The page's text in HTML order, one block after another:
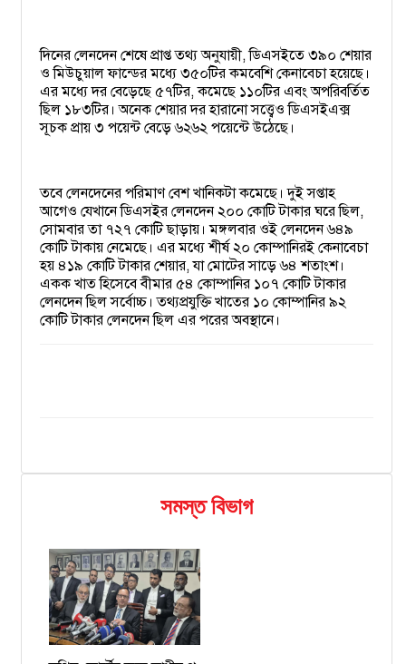
দিনের লেনদেন শেষে প্রাপ্ত তথ্য অনুযায়ী, ডিএসইতে ৩৯০ শেয়ার
ও মিউচুয়াল ফান্ডের মধ্যে ৩৫০টির কমবেশি কেনাবেচা হয়েছে।
এর মধ্যে দর বেড়েছে ৫৭টির, কমেছে ১১০টির এবং অপরিবর্তিত
ছিল ১৮৩টির। অনেক শেয়ার দর হারানো সত্ত্বেও ডিএসইএক্স
সূচক প্রায় ৩ পয়েন্ট বেড়ে ৬২৬২ পয়েন্টে উঠেছে।
তবে লেনদেনের পরিমাণ বেশ খানিকটা কমেছে। দুই সপ্তাহ
আগেও যেখানে ডিএসইর লেনদেন ২০০ কোটি টাকার ঘরে ছিল,
সোমবার তা ৭২৭ কোটি ছাড়ায়। মঙ্গলবার ওই লেনদেন ৬৪৯
কোটি টাকায় নেমেছে। এর মধ্যে শীর্ষ ২০ কোম্পানিরই কেনাবেচা
হয় ৪১৯ কোটি টাকার শেয়ার, যা মোটের সাড়ে ৬৪ শতাংশ।
একক খাত হিসেবে বীমার ৫৪ কোম্পানির ১০৭ কোটি টাকার
লেনদেন ছিল সর্বোচ্চ। তথ্যপ্রযুক্তি খাতের ১০ কোম্পানির ৯২
কোটি টাকার লেনদেন ছিল এর পরের অবস্থানে।
সমস্ত বিভাগ